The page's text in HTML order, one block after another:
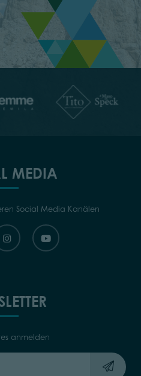
MEDIA
Social Media Kanälen
anmelden